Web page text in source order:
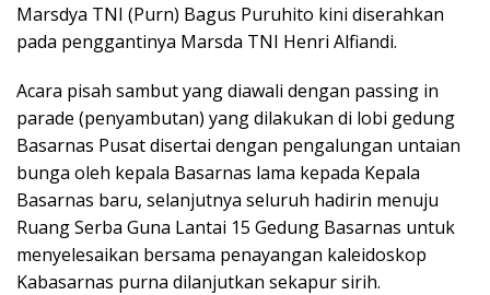
Marsdya TNI (Purn) Bagus Puruhito kini diserahkan
pada penggantinya Marsda TNI Henri Alfiandi.
Acara pisah sambut yang diawali dengan passing in
parade (penyambutan) yang dilakukan di lobi gedung
Basarnas Pusat disertai dengan pengalungan untaian
bunga oleh kepala Basarnas lama kepada Kepala
Basarnas baru, selanjutnya seluruh hadirin menuju
Ruang Serba Guna Lantai 15 Gedung Basarnas untuk
menyelesaikan bersama penayangan kaleidoskop
Kabasarnas purna dilanjutkan sekapur sirih.